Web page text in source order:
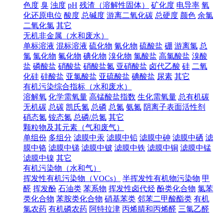
色度 臭 浊度 pH 残渣（溶解性固体） 矿化度 电导率 氧
化还原电位 酸度 总碱度 游离二氧化碳 总硬度 颜色 余氯
二氧化氯 其它
无机非金属（水和废水）
单标溶液 混标溶液 硫化物 氰化物 硫酸盐 硼 游离氯 总
氯 氯化物 氟化物 碘化物 溴化物 氯酸盐 高氯酸盐 溴酸
盐 磷酸盐 硝酸盐 硝酸盐氮 亚硝酸盐 卤代乙酸 硅 二氧
化硅 硅酸盐 亚氯酸盐 亚硫酸盐 碘酸盐 尿素 其它
有机污染综合指标（水和废水）
溶解氧 化学需氧量 高锰酸盐指数 生化需氧量 总有机碳
无机碳 总碳 凯氏氮 总磷 总氮 氨氮 阴离子表面活性剂
硝态氮 铵态氮 总磷/总氮 其它
颗粒物及其元素（气和废气）
单组份 多组分 滤膜中汞 滤膜中铅 滤膜中砷 滤膜中硒 滤
膜中铬 滤膜中锑 滤膜中铍 滤膜中铁 滤膜中铜 滤膜中锰
滤膜中镍 其它
有机污染物（水和气）
挥发性有机污染物（VOCs）
半挥发性有机物污染物 甲
醛 挥发酚 石油类 苯系物 挥发性卤代烃 酚类化合物 氯苯
类化合物 苯胺类化合物 硝基苯类 邻苯二甲酸酯类 有机
氯农药 有机磷农药 阿特拉津 丙烯腈和丙烯醛 三氯乙醛